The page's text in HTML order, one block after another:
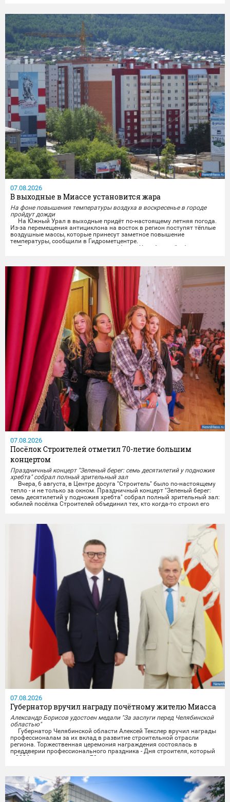
07.08.2026
В выходные в Миассе установится жара
На фоне повышения температуры воздуха в воскресенье в городе
пройдут дожди
На Южный Урал в выходные придёт по-настоящему летняя погода.
Из-за перемещения антициклона на восток в регион поступят тёплые
воздушные массы, которые принесут заметное повышение
температуры, сообщили в Гидрометцентре.
По информации синоптиков, в субботу в Челябинской области
07.08.2026
Посёлок Строителей отметил 70-летие большим
концертом
Праздничный концерт "Зеленый берег: семь десятилетий у подножия
хребта" собрал полный зрительный зал
Вчера, 6 августа, в Центре досуга "Строитель" было по-настоящему
тепло - и не только за окном. Праздничный концерт "Зеленый берег:
семь десятилетий у подножия хребта" собрал полный зрительный зал:
юбилей посёлка Строителей объединил тех, кто когда-то строил его
Со сцены звучали тёплые слова...
07.08.2026
Губернатор вручил награду почётному жителю Миасса
Александр Борисов удостоен медали "За заслуги перед Челябинской
областью"
Губернатор Челябинской области Алексей Текслер вручил награды
профессионалам за их вклад в развитие строительной отрасли
региона. Торжественная церемония награждения состоялась в
преддверии профессионального праздника - Дня строителя, который
в 2026 году отмечает свое 70-летие.